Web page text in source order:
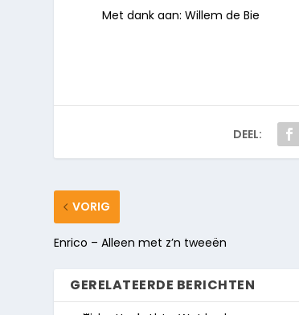
Met dank aan: Willem de Bie
DEEL:
VORIG
Enrico – Alleen met z’n tweeën
GERELATEERDE BERICHTEN